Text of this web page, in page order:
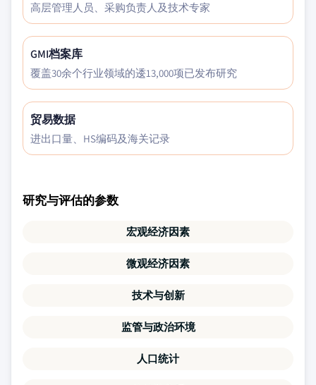
高层管理人员、采购负责人及技术专家
GMI档案库
覆盖30余个行业领域的逶13,000项已发布研究
贸易数据
进出口量、HS编码及海关记录
研究与评估的参数
宏观经济因素
微观经济因素
技术与创新
监管与政治环境
人口统计